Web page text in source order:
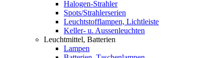
Halogen-Strahler
Spots/Strahlerserien
Leuchtstofflampen, Lichtleiste
Keller- u. Aussenleuchten
Leuchtmittel, Batterien
Lampen